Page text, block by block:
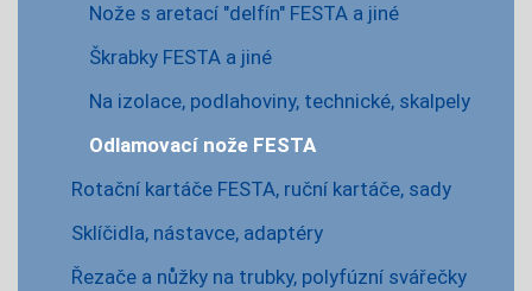
Nože s aretací "delfín" FESTA a jiné
Škrabky FESTA a jiné
Na izolace, podlahoviny, technické, skalpely
Odlamovací nože FESTA
Rotační kartáče FESTA, ruční kartáče, sady
Sklíčidla, nástavce, adaptéry
Řezače a nůžky na trubky, polyfúzní svářečky